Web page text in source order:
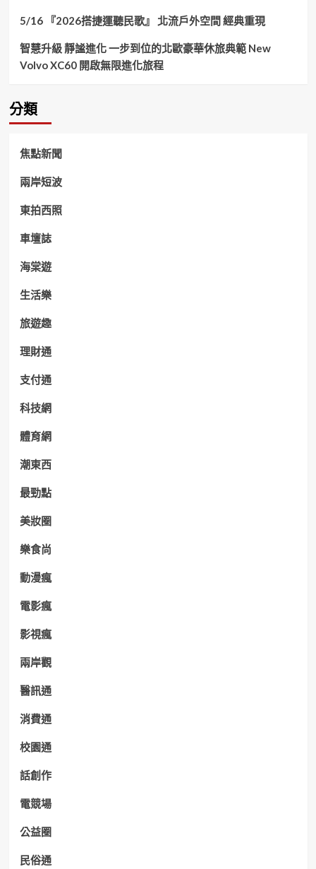
5/16 『2026搭捷運聽民歌』 北流戶外空間 經典重現
智慧升級 靜謐進化 一步到位的北歐豪華休旅典範 New
Volvo XC60 開啟無限進化旅程
分類
焦點新聞
兩岸短波
東拍西照
車壇誌
海棠遊
生活樂
旅遊趣
理財通
支付通
科技網
體育網
潮東西
最勁點
美妝圈
樂食尚
動漫瘋
電影瘋
影視瘋
兩岸觀
醫訊通
消費通
校園通
話創作
電競場
公益圈
民俗通